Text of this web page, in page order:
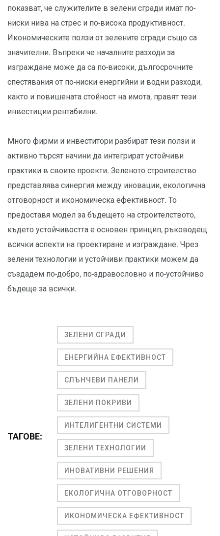
показват, че служителите в зелени сгради имат по-
ниски нива на стрес и по-висока продуктивност.
Икономическите ползи от зелените сгради също са
значителни. Въпреки че началните разходи за
изграждане може да са по-високи, дългосрочните
спестявания от по-ниски енергийни и водни разходи,
както и повишената стойност на имота, правят тези
инвестиции рентабилни.
Много фирми и инвеститори разбират тези ползи и
активно търсят начини да интегрират устойчиви
практики в своите проекти. Зеленото строителство
представлява синергия между иновации, екологична
отговорност и икономическа ефективност. То
предоставя модел за бъдещето на строителството,
където устойчивостта е основен принцип, ръководещ
всички аспекти на проектиране и изграждане. Чрез
зелени технологии и устойчиви практики можем да
създадем по-добро, по-здравословно и по-устойчиво
бъдеще за всички.
ТАГОВЕ:
ЗЕЛЕНИ СГРАДИ
ЕНЕРГИЙНА ЕФЕКТИВНОСТ
СЛЪНЧЕВИ ПАНЕЛИ
ЗЕЛЕНИ ПОКРИВИ
ИНТЕЛИГЕНТНИ СИСТЕМИ
ЗЕЛЕНИ ТЕХНОЛОГИИ
ИНОВАТИВНИ РЕШЕНИЯ
ЕКОЛОГИЧНА ОТГОВОРНОСТ
ИКОНОМИЧЕСКА ЕФЕКТИВНОСТ